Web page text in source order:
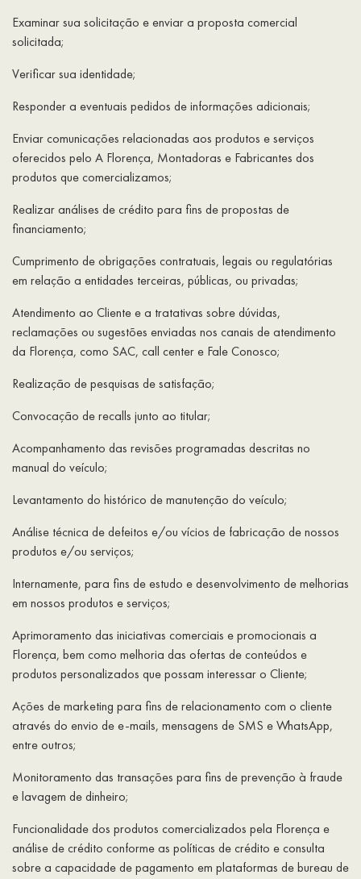
Examinar sua solicitação e enviar a proposta comercial
solicitada;
Verificar sua identidade;
Responder a eventuais pedidos de informações adicionais;
Enviar comunicações relacionadas aos produtos e serviços
oferecidos pelo A Florença, Montadoras e Fabricantes dos
produtos que comercializamos;
Realizar análises de crédito para fins de propostas de
financiamento;
Cumprimento de obrigações contratuais, legais ou regulatórias
em relação a entidades terceiras, públicas, ou privadas;
Atendimento ao Cliente e a tratativas sobre dúvidas,
reclamações ou sugestões enviadas nos canais de atendimento
da Florença, como SAC, call center e Fale Conosco;
Realização de pesquisas de satisfação;
Convocação de recalls junto ao titular;
Acompanhamento das revisões programadas descritas no
manual do veículo;
Levantamento do histórico de manutenção do veículo;
Análise técnica de defeitos e/ou vícios de fabricação de nossos
produtos e/ou serviços;
Internamente, para fins de estudo e desenvolvimento de melhorias
em nossos produtos e serviços;
Aprimoramento das iniciativas comerciais e promocionais a
Florença, bem como melhoria das ofertas de conteúdos e
produtos personalizados que possam interessar o Cliente;
Ações de marketing para fins de relacionamento com o cliente
através do envio de e-mails, mensagens de SMS e WhatsApp,
entre outros;
Monitoramento das transações para fins de prevenção à fraude
e lavagem de dinheiro;
Funcionalidade dos produtos comercializados pela Florença e
análise de crédito conforme as políticas de crédito e consulta
sobre a capacidade de pagamento em plataformas de bureau de